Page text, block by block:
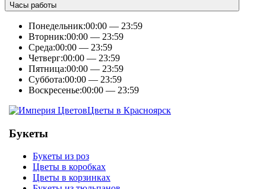
Часы работы
Понедельник:00:00 — 23:59
Вторник:00:00 — 23:59
Среда:00:00 — 23:59
Четверг:00:00 — 23:59
Пятница:00:00 — 23:59
Суббота:00:00 — 23:59
Воскресенье:00:00 — 23:59
Цветы в Красноярск
Букеты
Букеты из роз
Цветы в коробках
Цветы в корзинках